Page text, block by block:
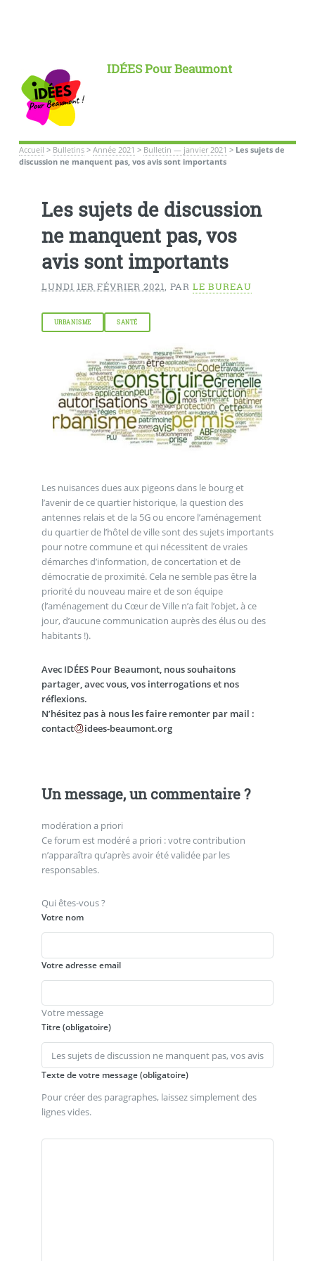
IDÉES Pour Beaumont
Accueil > Bulletins> Année 2021 > Bulletin — janvier 2021 > Les sujets de
discussion ne manquent pas, vos avis sont importants
Les sujets de discussion
ne manquent pas, vos
avis sont importants
LUNDI 1ER FÉVRIER 2021, PAR LE BUREAU
URBANISME SANTÉ
Les nuisances dues aux pigeons dans le bourg et
l’avenir de ce quartier historique, la question des
antennes relais et de la 5G ou encore l’aménagement
du quartier de l’hôtel de ville sont des sujets importants
pour notre commune et qui nécessitent de vraies
démarches d’information, de concertation et de
démocratie de proximité. Cela ne semble pas être la
priorité du nouveau maire et de son équipe
(l’aménagement du Cœur de Ville n’a fait l’objet, à ce
jour, d’aucune communication auprès des élus ou des
habitants !).
Avec IDÉES Pour Beaumont, nous souhaitons
partager, avec vous, vos interrogations et nos
réflexions.
N’hésitez pas à nous les faire remonter par mail :
contact
idees-beaumont.org
Un message, un commentaire ?
modération a priori
Ce forum est modéré a priori : votre contribution
n’apparaîtra qu’après avoir été validée par les
responsables.
Qui êtes-vous ?
Votre nom
Votre adresse email
Votre message
Titre (obligatoire)
Texte de votre message (obligatoire)
Pour créer des paragraphes, laissez simplement des
lignes vides.